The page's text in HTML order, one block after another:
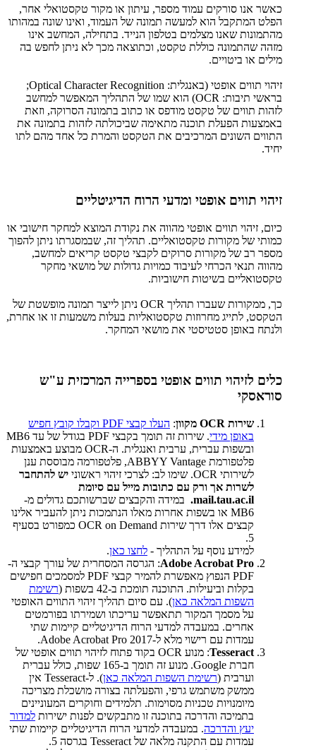
כאשר אנו סורקים עמוד מספר, עיתון או מקור טקסטואלי אחר,
הפלט המתקבל הוא למעשה תמונה של העמוד, ואינו שונה במהותו
מהתמונות שאנו מצלמים בטלפון הנייד. בתחילה, המחשב אינו
מזהה שהתמונה כוללת טקסט, וכתוצאה מכך לא ניתן לחפש בה
מילים או ביטויים.
זיהוי תווים אופטי (באנגלית: Optical Character Recognition;
בראשי תיבות: OCR) הוא שמו של התהליך המאפשר למחשב
לזהות תווים של טקסט מודפס או כתוב בתמונה הסרוקה, וזאת
באמצעות הפעלת תוכנה מתאימה שביכולתה לזהות בתמונה את
התווים השונים המרכיבים את הטקסט והמרת כל אחד מהם לתו
יחיד.
זיהוי תווים אופטי ומדעי הרוח הדיגיטליים
כיום, זיהוי תווים אופטי מהווה את נקודת המוצא למחקר חישובי או
כמותי של מקורות טקסטואליים. תהליך זה, שבמסגרתו ניתן להפוך
מספר רב של מקורות סרוקים לקבצי טקסט קריאים למחשב,
מהווה תנאי הכרחי לעיבוד כמויות גדולות של מושאי מחקר
טקסטואליים בשיטות חישוביות.
כך, ממקורות שעברו תהליך OCR ניתן לייצר תמונה מופשטת של
הטקסט, לתייג מחרוזות טקסטואליות בעלות משמעות זו או אחרת,
ולנתח באופן סטטיסטי את מושאי המחקר.
כלים לזיהוי תווים אופטי בספרייה המרכזית ע"ש
סוראסקי
שירות OCR מקוון :
העלו קבצי PDF וקבלו קובץ חפיש
באופן מידי
. שירות זה תומך בקבצי PDF בגודל של עד MB6
ובשפות עברית, ערבית ואנגלית. ה-OCR מבוצע באמצעות
פלטפורמת ABBYY Vantage, פלטפורמה מבוססת ענן
לשירותי OCR. שימו לב: לצרכי זיהוי ראשוני
יש להתחבר
לשרות אך ורק עם כתובות מייל עם סיומת
mail.tau.ac.il.
במידה והקבצים שברשותכם גדולים מ-
MB6 או בשפות אחרות מאלו הנתמכות ניתן להעביר אלינו
קבצים אלו דרך שירות OCR on Demand כמפורט בסעיף
5.
למידע נוסף על התהליך - לחצו כאן.
Adobe Acrobat Pro: הגרסה המסחרית של עורך קבצי ה-
PDF הנפוץ מאפשרת להמיר קבצי PDF למסמכים חפישים
בקלות וביעילות. התוכנה תומכת ב-42 בשפות (
רשימת
השפות המלאה כאן). עם סיום תהליך זיהוי התווים האופטי
על מסמך המקור תתאפשר עריכתו ושמירתו בפורמטים
אחרים. במעבדה למדעי הרוח הדיגיטליים קיימות שתי
עמדות עם רישוי מלא ל-Adobe Acrobat Pro 2017.
Tesseract
: מנוע OCR בקוד פתוח לזיהוי תווים אופטי של
חברת Google. מנוע זה תומך ב-165 שפות, כולל עברית
וערבית (רשימת השפות המלאה כאן
). ל-Tesseract אין
ממשק משתמש גרפי, והפעלתה בצורה מושכלת מצריכה
מיומנויות טכניות מסוימות. תלמידים וחוקרים המעוניינים
בתמיכה והדרכה בתוכנה זו מתבקשים לפנות ישירות למדור
יעץ והדרכה. במעבדה למדעי הרוח הדיגיטליים קיימות שתי
עמדות עם התקנה מלאה של Tesseract בגרסה 5.